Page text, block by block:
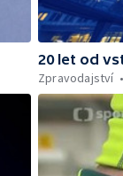
20 let od
Zpravodajství